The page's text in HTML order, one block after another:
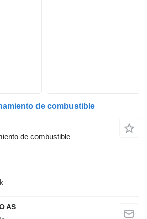
de combustible
de combustible
AS